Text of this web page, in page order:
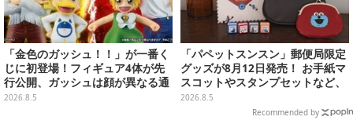
「金色のガッシュ！！」が一番く
じに初登場！フィギュア4体が先
行公開、ガッシュは顔が異なる通
常/ザケルver.の2種
2026.8.5
「パペットスンスン」郵便局限定
グッズが8月12日発売！ お手紙マ
スコットやスタンプセットなど、
可愛すぎる全5アイテムがライン
2026.8.5
Recommended by